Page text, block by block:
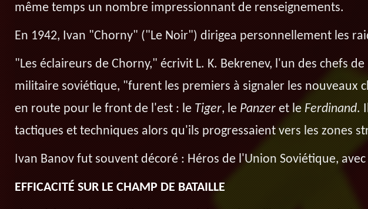
même temps un nombre impressionnant de renseignements.
En 1942, Ivan "Chorny" ("Le Noir") dirigea personnellement les
"Les éclaireurs de Chorny," écrivit L. K. Bekrenev, l'un des chefs
militaire soviétique, "furent les premiers à signaler les nouveaux
en route pour le front de l'est : le Tiger, le Panzeret le Ferdinand.
tactiques et techniques alors qu'ils progressaient vers les zones
Ivan Banov fut souvent décoré : Héros de l'Union Soviétique,
EFFICACITÉ SUR LE CHAMP DE BATAILLE